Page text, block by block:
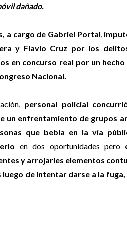
dañado.
a cargo de Gabriel Portal
y Flavio Cruz por los
en concurso real por un
Nacional.
personal policial
un enfrentamiento de grupos
que bebía en la vía
en dos oportunidades pero
y arrojarles elementos
de intentar darse a la